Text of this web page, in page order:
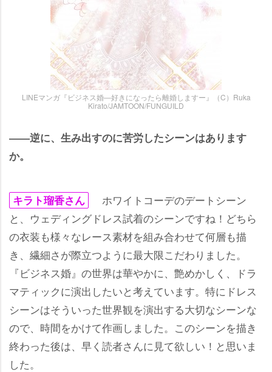
LINEマンガ『ビジネス婚―好きになったら離婚しますー』（C）Ruka
Kirato/JAMTOON/FUNGUILD
――逆に、生み出すのに苦労したシーンはあります
か。
キラト瑠香さん
ホワイトコーデのデートシーン
と、ウェディングドレス試着のシーンですね！どちら
の衣装も様々なレース素材を組み合わせて何層も描
き、繊細さが際立つように最大限こだわりました。
『ビジネス婚』の世界は華やかに、艶めかしく、ドラ
マティックに演出したいと考えています。特にドレス
シーンはそういった世界観を演出する大切なシーンな
ので、時間をかけて作画しました。このシーンを描き
終わった後は、早く読者さんに見て欲しい！と思いま
した。